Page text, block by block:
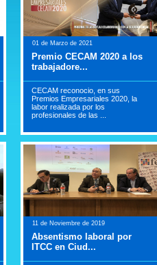
01 de Marzo de 2021
Premio CECAM 2020 a los
trabajadore...
CECAM reconocio, en sus
Premios Empresariales 2020, la
labor realizada por los
profesionales de las ...
11 de Noviembre de 2019
Absentismo laboral por
ITCC en Ciud...